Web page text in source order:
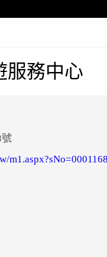
服務中心
m1.aspx?sNo=0001168